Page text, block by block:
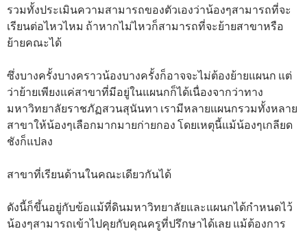
รวมทั้งประเมินความสามารถของตัวเองว่าน้องๆสามารถที่จะ
เรียนต่อไหวไหม ถ้าหากไม่ไหวก็สามารถที่จะย้ายสาขาหรือ
ย้ายคณะได้
ซึ่งบางครั้งบางคราวน้องบางครั้งก็อาจจะไม่ต้องย้ายแผนก แต่
ว่าย้ายเพียงแค่สาขาที่มีอยู่ในแผนกก็ได้เนื่องจากว่าทาง
มหาวิทยาลัยราชภัฏสวนสุนันทา เรามีหลายแผนกรวมทั้งหลาย
สาขาให้น้องๆเลือกมากมายก่ายกอง โดยเหตุนี้แม้น้องๆเกลียด
ชังก็แปลง
สาขาที่เรียนด้านในคณะเดียวกันได้
ดังนี้ก็ขึ้นอยู่กับข้อแม้ที่ดินมหาวิทยาลัยและแผนกได้กำหนดไว้
น้องๆสามารถเข้าไปคุยกับคุณครูที่ปรึกษาได้เลย แม้ต้องการ